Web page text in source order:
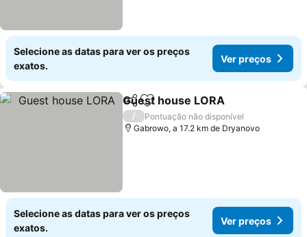
Selecione as datas para ver os preços
exatos.
Ver preços
PartilharAdicionar aos favoritos
Guest house LORA
/
Pontuação não disponível
Gabrowo, a 17.2 km de Dryanovo
Selecione as datas para ver os preços
exatos.
Ver preços